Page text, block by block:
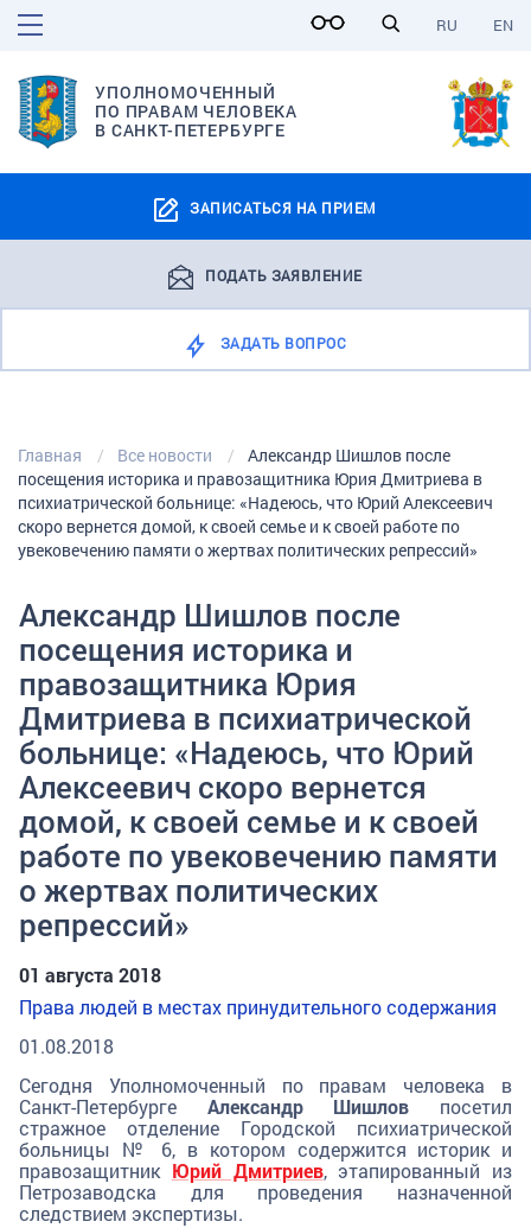
EN
RU
УПОЛНОМОЧЕННЫЙ
ПО ПРАВАМ ЧЕЛОВЕКА
В САНКТ-ПЕТЕРБУРГЕ
ЗАПИСАТЬСЯ НА ПРИЕМ
ПОДАТЬ ЗАЯВЛЕНИЕ
ЗАДАТЬ ВОПРОС
Главная Все новости
Александр Шишлов после
посещения историка и правозащитника Юрия Дмитриева в
психиатрической больнице: «Надеюсь, что Юрий Алексеевич
скоро вернется домой, к своей семье и к своей работе по
увековечению памяти о жертвах политических репрессий»
Александр Шишлов после
посещения историка и
правозащитника Юрия
Дмитриева в психиатрической
больнице: «Надеюсь, что Юрий
Алексеевич скоро вернется
домой, к своей семье и к своей
работе по увековечению памяти
о жертвах политических
репрессий»
01 августа 2018
Права людей в местах принудительного содержания
01.08.2018
Сегодня Уполномоченный по правам человека в
Санкт-Петербурге Александр Шишлов посетил
стражное отделение Городской психиатрической
больницы № 6, в котором содержится историк и
правозащитник Юрий Дмитриев, этапированный из
Петрозаводска для проведения назначенной
следствием экспертизы.